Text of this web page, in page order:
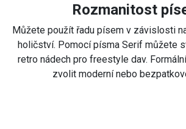
Rozmanitost
Můžete použít řadu písem v závislosti
holičství. Pomocí písma Serif můžete
retro nádech pro freestyle dav.
zvolit moderní nebo